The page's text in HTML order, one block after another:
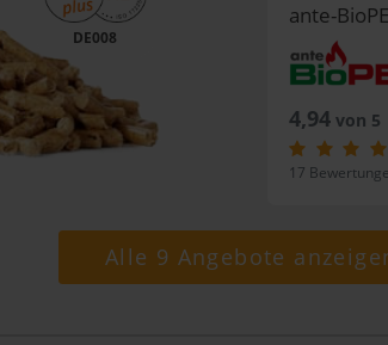
DE008
ante-
4,94von 5
17
Alle 9 Angebote